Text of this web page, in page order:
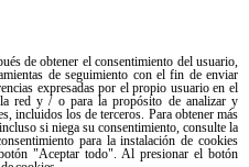
reservados. Reg. Imp. Padova
- Cap. Soc. 5.000.000 € iv - P.IVA /
Privacy policy Cookie policy
de obtener el consentimiento del usuario,
de seguimiento con el fin de enviar
expresadas por el propio usuario en el
red y / o para la propósito de analizar y
incluidos los de terceros. Para obtener más
si niega su consentimiento, consulte la
para la instalación de cookies
"Aceptar todo". Al presionar el botón